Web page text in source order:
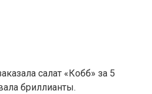
салат «Кобб» за 5
бриллианты.